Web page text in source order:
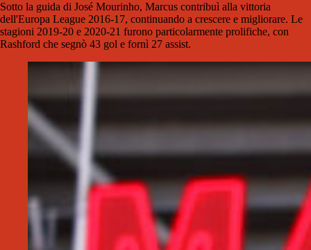
Sotto la guida di José Mourinho, Marcus contribuì alla vittoria
dell'Europa League 2016-17, continuando a crescere e migliorare. Le
stagioni 2019-20 e 2020-21 furono particolarmente prolifiche, con
Rashford che segnò 43 gol e fornì 27 assist.